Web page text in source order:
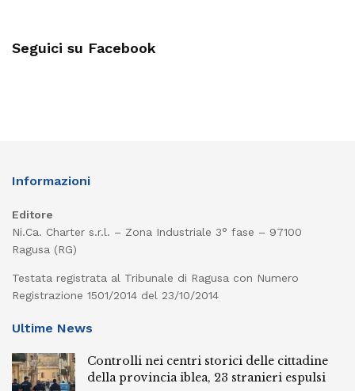
Seguici su Facebook
Informazioni
Editore
Ni.Ca. Charter s.r.l. – Zona Industriale 3° fase – 97100
Ragusa (RG)
Testata registrata al Tribunale di Ragusa con Numero
Registrazione 1501/2014 del 23/10/2014
Ultime News
Controlli nei centri storici delle cittadine
della provincia iblea, 23 stranieri espulsi